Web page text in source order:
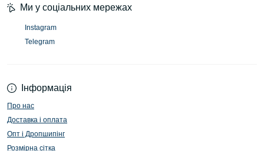
Інформація
Про нас
Доставка і оплата
Опт і Дропшипінг
Розмірна сітка
Ми у соціальних мережах
Instagram
Telegram